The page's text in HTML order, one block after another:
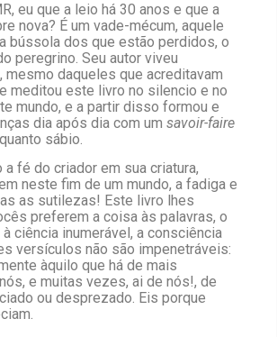
eu que a leio há 30 anos e que a
nova? É um vade-mécum, aquele
bússola dos que estão perdidos, o
peregrino. Seu autor viveu
mesmo daqueles que acreditavam
meditou este livro no silencio e no
mundo, e a partir disso formou e
dia após dia com um savoir-faire
sábio.
a fé do criador em sua criatura,
neste fim de um mundo, a fadiga e
as sutilezas! Este livro lhes
preferem a coisa às palavras, o
ciência inumerável, a consciência
versículos não são impenetráveis:
àquilo que há de mais
e muitas vezes, ai de nós!, de
ou desprezado. Eis porque